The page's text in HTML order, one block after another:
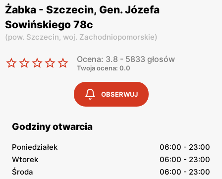
Żabka - Szczecin, Gen. Józefa
Sowińskiego 78c
(pow. Szczecin, woj. Zachodniopomorskie)
Ocena: 3.8 - 5833 głosów
Twoja ocena: 0.0
OBSERWUJ
Godziny otwarcia
Poniedziałek
06:00 - 23:00
Wtorek
06:00 - 23:00
Środa
06:00 - 23:00